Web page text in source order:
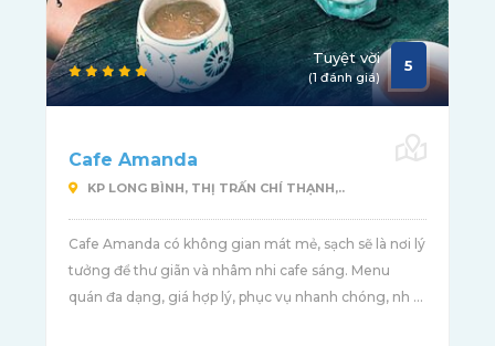
Tuyệt vời
(1 đánh giá)
5
Cafe Amanda
KP LONG BÌNH, THỊ TRẤN CHÍ THẠNH,..
Cafe Amanda có không gian mát mẻ, sạch sẽ là nơi lý
tưởng để thư giãn và nhâm nhi cafe sáng. Menu
quán đa dạng, giá hợp lý, phục vụ nhanh chóng, nh ...